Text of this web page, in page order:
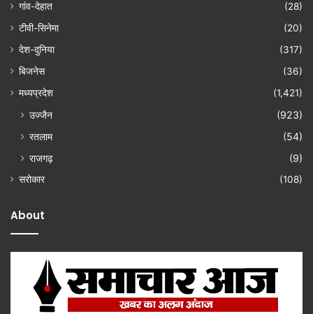
गांव-देहात
(28)
टीवी-सिनेमा
(20)
देश-दुनिया
(317)
बिजनेस
(36)
मध्यप्रदेश
(1,421)
उज्जैन
(923)
रतलाम
(54)
राजगढ़
(9)
सरोकार (108)
About